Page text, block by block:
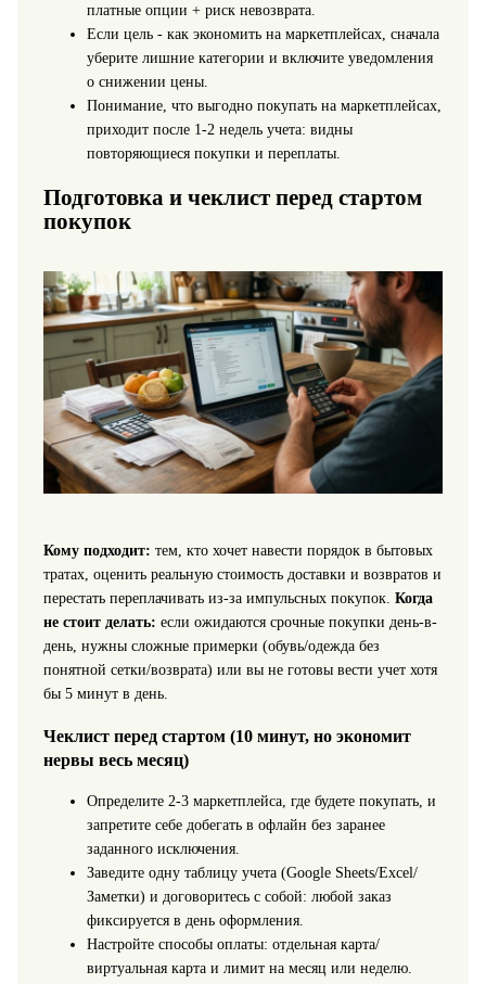
платные опции + риск невозврата.
Если цель - как экономить на маркетплейсах, сначала
уберите лишние категории и включите уведомления
о снижении цены.
Понимание, что выгодно покупать на маркетплейсах,
приходит после 1-2 недель учета: видны
повторяющиеся покупки и переплаты.
Подготовка и чеклист перед стартом
покупок
Кому подходит: тем, кто хочет навести порядок в бытовых
тратах, оценить реальную стоимость доставки и возвратов и
перестать переплачивать из-за импульсных покупок. Когда
не стоит делать: если ожидаются срочные покупки день-в-
день, нужны сложные примерки (обувь/одежда без
понятной сетки/возврата) или вы не готовы вести учет хотя
бы 5 минут в день.
Чеклист перед стартом (10 минут, но экономит
нервы весь месяц)
Определите 2-3 маркетплейса, где будете покупать, и
запретите себе добегать в офлайн без заранее
заданного исключения.
Заведите одну таблицу учета (Google Sheets/Excel/
Заметки) и договоритесь с собой: любой заказ
фиксируется в день оформления.
Настройте способы оплаты: отдельная карта/
виртуальная карта и лимит на месяц или неделю.